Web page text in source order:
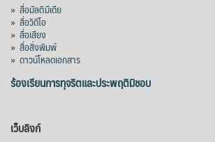
» สื่อมัลติมีเดีย
» สื่อวิดีโอ
» สื่อเสียง
» สื่อสิ่งพิมพ์
» ดาวน์โหลดเอกสาร
ร้องเรียนการทุจริตและประพฤติมิชอบ
เว็บลิงก์